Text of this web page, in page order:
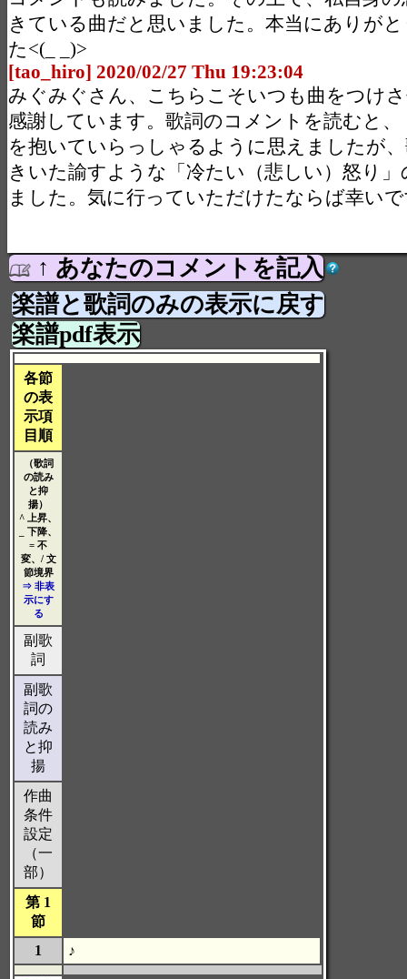
きている曲だと思いました。本当にありが
た<(_ _)>
[tao_hiro] 2020/02/27 Thu 19:23:04
みぐみぐさん、こちらこそいつも曲をつけ
感謝しています。歌詞のコメントを読むと、
を抱いていらっしゃるように思えましたが
きいた諭すような「冷たい（悲しい）怒り
ました。気に行っていただけたならば幸い
↑ あなたのコメントを記入
楽譜と歌詞のみの表示に戻す
楽譜pdf表示
各節
の表
示項
目順
（歌詞
の読み
と抑
揚）
^ 上昇、
_ 下降、
= 不
変、/ 文
節境界
⇒ 非表
示にす
る
副歌
詞
副歌
詞の
読み
と抑
揚
作曲
条件
設定
（一
部）
第 1
節
1
♪